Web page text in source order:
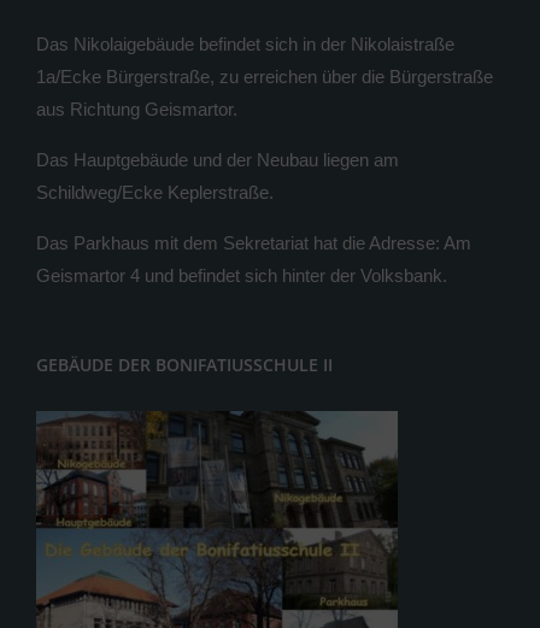
Das Nikolaigebäude befindet sich in der Nikolaistraße
1a/Ecke Bürgerstraße, zu erreichen über die Bürgerstraße
aus Richtung Geismartor.
Das Hauptgebäude und der Neubau liegen am
Schildweg/Ecke Keplerstraße.
Das Parkhaus mit dem Sekretariat hat die Adresse: Am
Geismartor 4 und befindet sich hinter der Volksbank.
GEBÄUDE DER BONIFATIUSSCHULE II